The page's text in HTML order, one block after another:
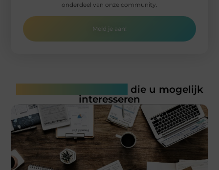
onderdeel van onze community.
Meld je aan!
die u mogelijk
interesseren